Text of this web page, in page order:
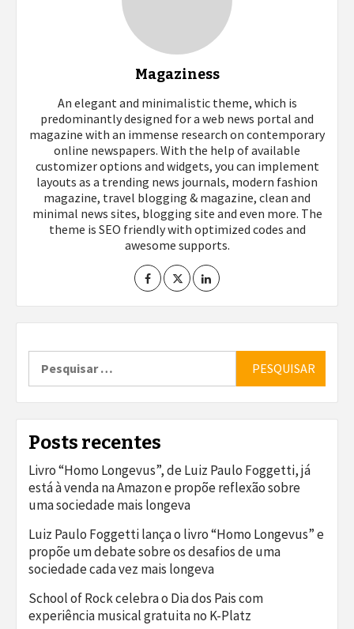
Magaziness
An elegant and minimalistic theme, which is
predominantly designed for a web news portal and
magazine with an immense research on contemporary
online newspapers. With the help of available
customizer options and widgets, you can implement
layouts as a trending news journals, modern fashion
magazine, travel blogging & magazine, clean and
minimal news sites, blogging site and even more. The
theme is SEO friendly with optimized codes and
awesome supports.
por:
Posts recentes
Livro “Homo Longevus”, de Luiz Paulo Foggetti, já
está à venda na Amazon e propõe reflexão sobre
uma sociedade mais longeva
Luiz Paulo Foggetti lança o livro “Homo Longevus” e
propõe um debate sobre os desafios de uma
sociedade cada vez mais longeva
School of Rock celebra o Dia dos Pais com
experiência musical gratuita no K-Platz